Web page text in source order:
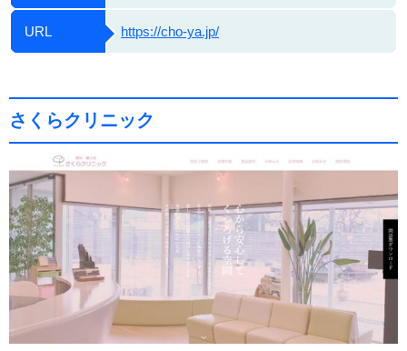
URL https://cho-ya.jp/
さくらクリニック